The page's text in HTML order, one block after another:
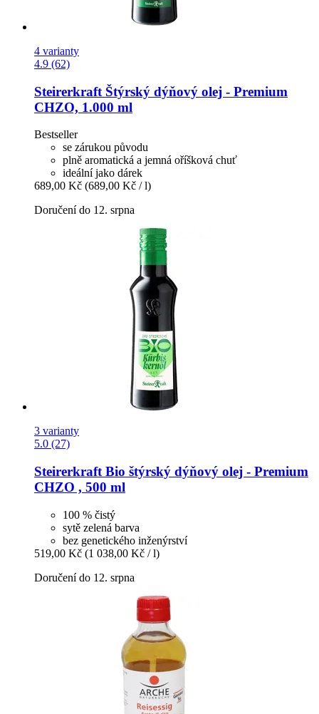
4 varianty
4.9 (62)
Steirerkraft Štýrský dýňový olej -​ Premium
CHZO, 1.000 ml
Bestseller
se zárukou původu
plně aromatická a jemná oříšková chuť
ideální jako dárek
689,00 Kč (689,00 Kč / l)
Doručení do 12. srpna
3 varianty
5.0 (27)
Steirerkraft Bio štýrský dýňový olej -​ Premium
CHZO , 500 ml
100 % čistý
sytě zelená barva
bez genetického inženýrství
519,00 Kč (1 038,00 Kč / l)
Doručení do 12. srpna